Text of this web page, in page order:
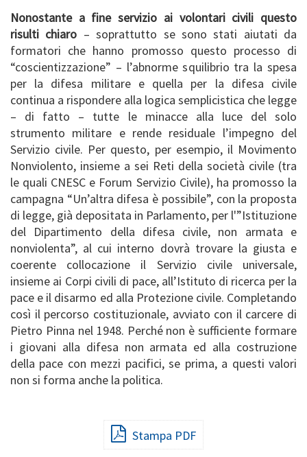
Nonostante a fine servizio ai volontari civili questo
risulti chiaro – soprattutto se sono stati aiutati da
formatori che hanno promosso questo processo di
“coscientizzazione” – l’abnorme squilibrio tra la spesa
per la difesa militare e quella per la difesa civile
continua a rispondere alla logica semplicistica che legge
– di fatto – tutte le minacce alla luce del solo
strumento militare e rende residuale l’impegno del
Servizio civile. Per questo, per esempio, il Movimento
Nonviolento, insieme a sei Reti della società civile (tra
le quali CNESC e Forum Servizio Civile), ha promosso la
campagna “Un’altra difesa è possibile”, con la proposta
di legge, già depositata in Parlamento, per l'”Istituzione
del Dipartimento della difesa civile, non armata e
nonviolenta”, al cui interno dovrà trovare la giusta e
coerente collocazione il Servizio civile universale,
insieme ai Corpi civili di pace, all’Istituto di ricerca per la
pace e il disarmo ed alla Protezione civile. Completando
così il percorso costituzionale, avviato con il carcere di
Pietro Pinna nel 1948. Perché non è sufficiente formare
i giovani alla difesa non armata ed alla costruzione
della pace con mezzi pacifici, se prima, a questi valori
non si forma anche la politica.
Stampa PDF